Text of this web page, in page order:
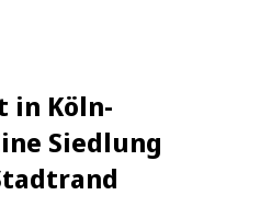
in Köln-
Siedlung